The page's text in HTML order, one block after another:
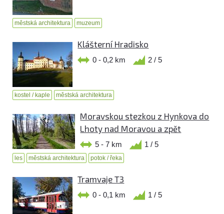
městská architektura muzeum
Klášterní Hradisko
0 - 0,2 km 2 / 5
kostel / kaple městská architektura
Moravskou stezkou z Hynkova do
Lhoty nad Moravou a zpět
5 - 7 km 1 / 5
les městská architektura potok / řeka
Tramvaje T3
0 - 0,1 km 1 / 5